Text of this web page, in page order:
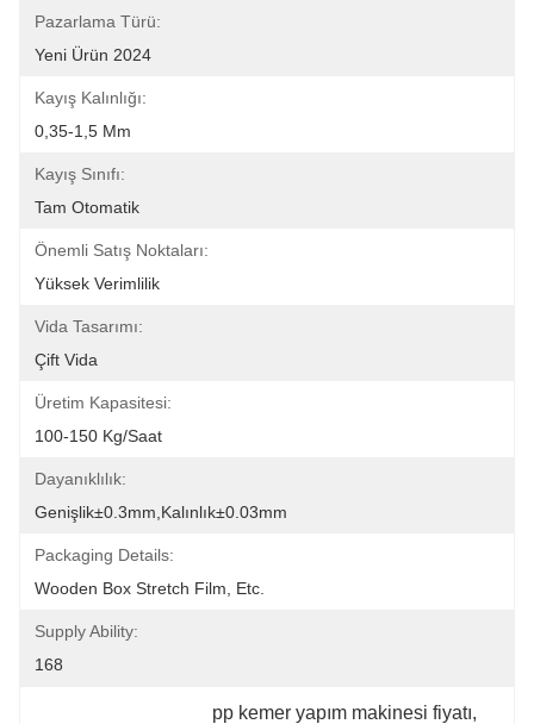
Pazarlama Türü:
Yeni Ürün 2024
Kayış Kalınlığı:
0,35-1,5 Mm
Kayış Sınıfı:
Tam Otomatik
Önemli Satış Noktaları:
Yüksek Verimlilik
Vida Tasarımı:
Çift ​​vida
Üretim Kapasitesi:
100-150 Kg/saat
Dayanıklılık:
Genişlik±0.3mm,Kalınlık±0.03mm
Packaging Details:
Wooden Box Stretch Film, Etc.
Supply Ability:
168
pp kemer yapım makinesi fiyatı,